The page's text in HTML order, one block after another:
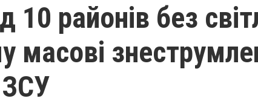
10 районів без
масові